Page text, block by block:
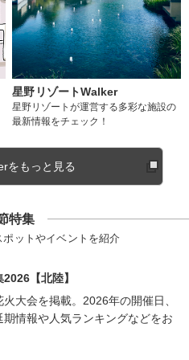
星野リゾートWalker
星野リゾートが運営する多彩な施設の
最新情報をチェック！
をもっと見る
特集
ットやイベントを紹介
【北陸】
大会を掲載。2026年の開催日、
期情報や人気ランキングなどをお